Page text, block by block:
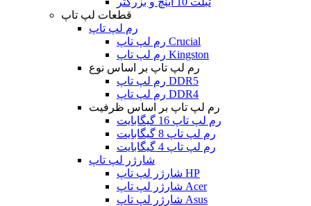
قطعات لپ تاپ
رم لپ تاپ
رم لپ تاپ Crucial
رم لپ تاپ Kingston
رم لپ تاپ بر اساس نوع
رم لپ تاپ DDR5
رم لپ تاپ DDR4
رم لپ تاپ بر اساس ظرفیت
رم لپ تاپ 16 گیگابایت
رم لپ تاپ 8 گیگابایت
رم لپ تاپ 4 گیگابایت
شارژر لپ تاپ
شارژر لپ تاپ HP
شارژر لپ تاپ Acer
شارژر لپ تاپ Asus